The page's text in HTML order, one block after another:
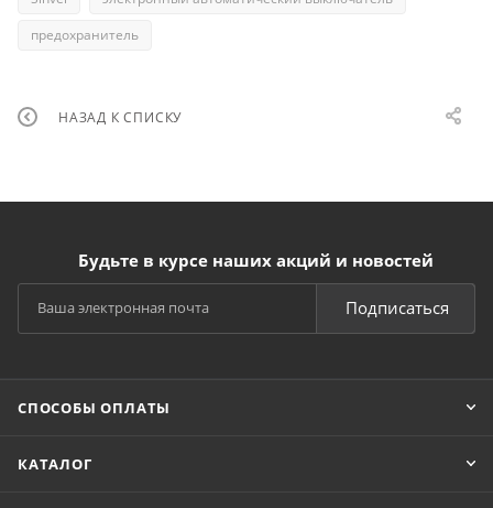
предохранитель
НАЗАД К СПИСКУ
Будьте в курсе наших акций и новостей
Подписаться
СПОСОБЫ ОПЛАТЫ
КАТАЛОГ